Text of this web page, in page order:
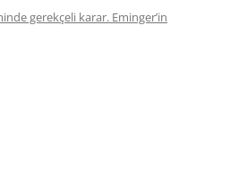
gerekçeli karar. Eminger’in